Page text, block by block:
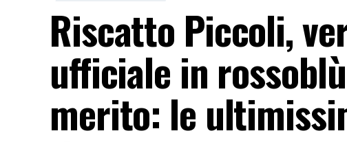
Riscatto Piccoli,
ufficiale in
merito: le